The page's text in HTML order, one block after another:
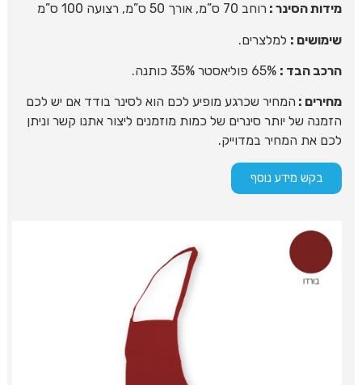
מידות הסינר : רוחב 70 ס”מ, אורך 50 ס”מ, רצועה 100 ס”מ
שימושים : למלצרים.
הרכב הבד :
מחירים : המחיר שכרגע מופיע לכם הוא לסינר בודד אם יש לכם
הזמנה של יותר סינרים של כמות מוזמנים ליצור אתנו קשר וניתן
לכם את המחיר במדוייק.
בקש מידע נוסף